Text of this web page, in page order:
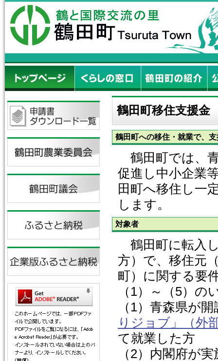
鶴田町移住支援金
鶴田町への移住・就業で、
鶴田町では、
促進し中小企業
田町へ移住し一
します。
対象者
鶴田町に転入
方）で、移住元
町）に関する要
（1）～（5）
（1）青森県が
りジョブ」（外
て就業した方
（2）内閣府が